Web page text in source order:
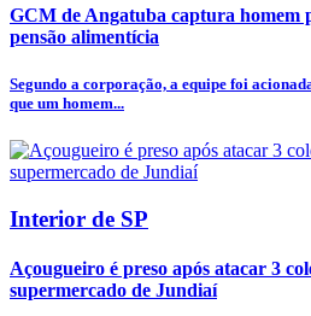
GCM de Angatuba captura homem
pensão alimentícia
Segundo a corporação, a equipe foi
que um homem...
Interior de SP
Açougueiro é preso após atacar 3
supermercado de Jundiaí